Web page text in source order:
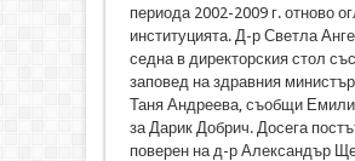
периода 2002-2009 г. отново
институцията. Д-р Светла
седна в директорския стол със
заповед на здравния
Таня Андреева, съобщи
за Дарик Добрич. Досега
поверен на д-р Александър